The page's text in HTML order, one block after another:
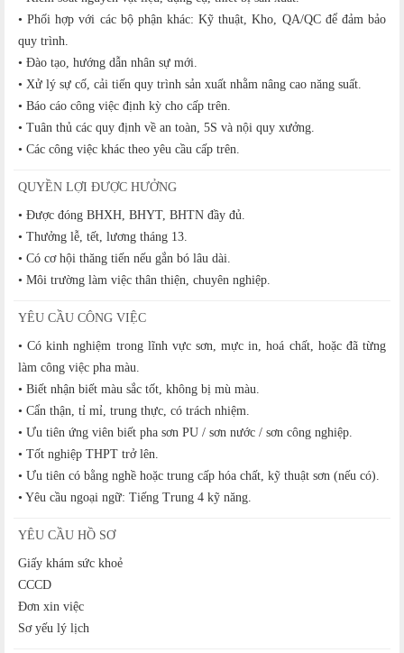
• Phối hợp với các bộ phận khác: Kỹ thuật, Kho, QA/QC để đảm bảo
quy trình.
• Đào tạo, hướng dẫn nhân sự mới.
• Xử lý sự cố, cải tiến quy trình sản xuất nhằm nâng cao năng suất.
• Báo cáo công việc định kỳ cho cấp trên.
• Tuân thủ các quy định về an toàn, 5S và nội quy xưởng.
• Các công việc khác theo yêu cầu cấp trên.
QUYỀN LỢI ĐƯỢC HƯỞNG
• Được đóng BHXH, BHYT, BHTN đầy đủ.
• Thưởng lễ, tết, lương tháng 13.
• Có cơ hội thăng tiến nếu gắn bó lâu dài.
• Môi trường làm việc thân thiện, chuyên nghiệp.
YÊU CẦU CÔNG VIỆC
• Có kinh nghiệm trong lĩnh vực sơn, mực in, hoá chất, hoặc đã từng
làm công việc pha màu.
• Biết nhận biết màu sắc tốt, không bị mù màu.
• Cẩn thận, tỉ mỉ, trung thực, có trách nhiệm.
• Ưu tiên ứng viên biết pha sơn PU / sơn nước / sơn công nghiệp.
• Tốt nghiệp THPT trở lên.
• Ưu tiên có bằng nghề hoặc trung cấp hóa chất, kỹ thuật sơn (nếu có).
• Yêu cầu ngoại ngữ: Tiếng Trung 4 kỹ năng.
YÊU CẦU HỒ SƠ
Giấy khám sức khoẻ
CCCD
Đơn xin việc
Sơ yếu lý lịch